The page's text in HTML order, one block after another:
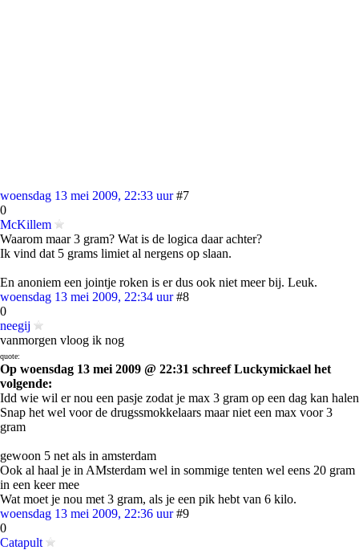
woensdag 13 mei 2009, 22:33 uur #7
0
McKillem
Waarom maar 3 gram? Wat is de logica daar achter?
Ik vind dat 5 grams limiet al nergens op slaan.
En anoniem een jointje roken is er dus ook niet meer bij. Leuk.
woensdag 13 mei 2009, 22:34 uur #8
0
neegij
vanmorgen vloog ik nog
quote:
Op woensdag 13 mei 2009 @ 22:31 schreef Luckymickael het
volgende:
Idd wie wil er nou een pasje zodat je max 3 gram op een dag kan halen
Snap het wel voor de drugssmokkelaars maar niet een max voor 3
gram
gewoon 5 net als in amsterdam
Ook al haal je in AMsterdam wel in sommige tenten wel eens 20 gram
in een keer mee
Wat moet je nou met 3 gram, als je een pik hebt van 6 kilo.
woensdag 13 mei 2009, 22:36 uur #9
0
Catapult